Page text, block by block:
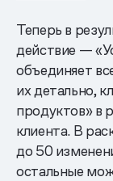
Теперь в
действие —
объединяет
их детально,
продуктов» в
клиента. В
до 50
остальные